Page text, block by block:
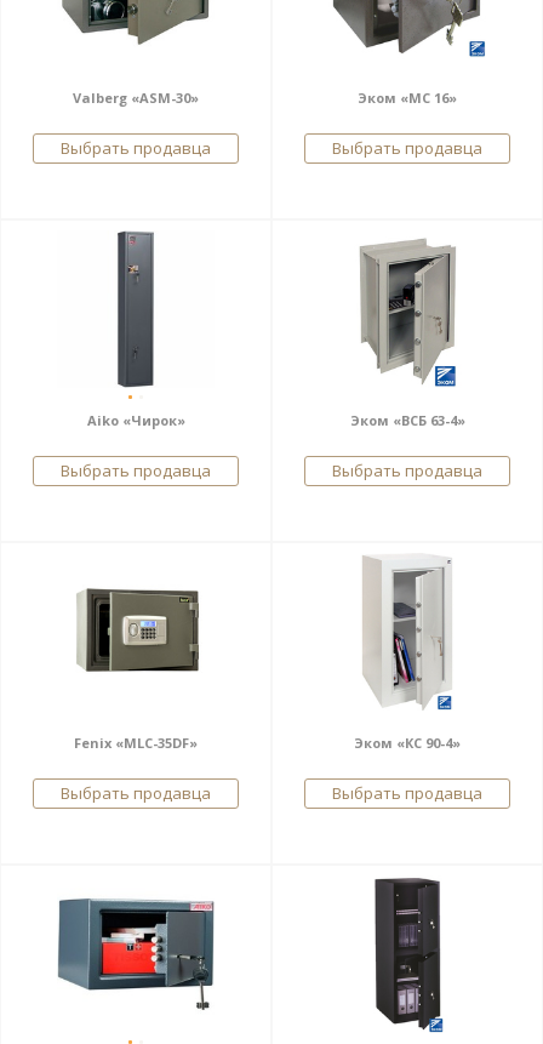
Valberg «ASM-30»
Выбрать продавца
Эком «МС 16»
Выбрать продавца
Aiko «Чирок»
Выбрать продавца
Эком «ВСБ 63-4»
Выбрать продавца
Fenix «MLC-35DF»
Выбрать продавца
Эком «КС 90-4»
Выбрать продавца